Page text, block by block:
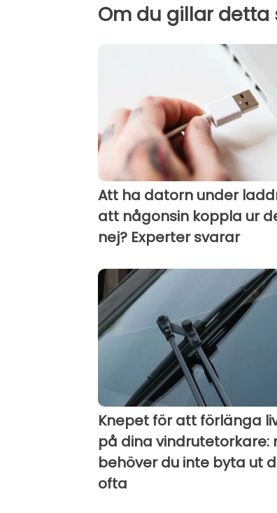
Om du gillar detta
Att ha datorn under
att någonsin koppla ur
nej? Experter svarar
Knepet för att förlänga
på dina vindrutetorkare:
behöver du inte byta ut
ofta